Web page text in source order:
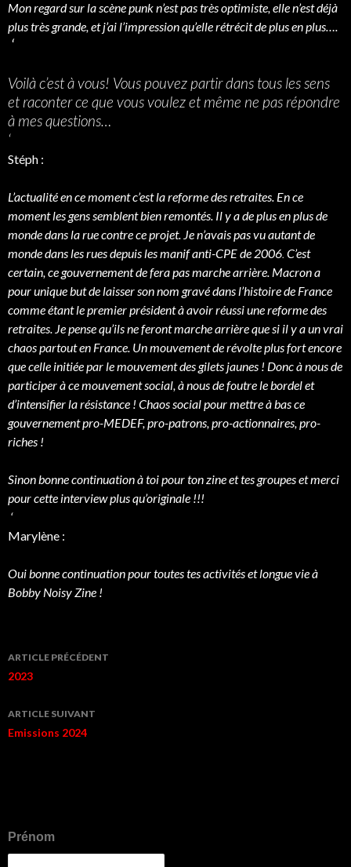
Mon regard sur la scène punk n’est pas très optimiste, elle n’est déjà
plus très grande, et j’ai l’impression qu’elle rétrécit de plus en plus….
‘
Voilà c’est à vous! Vous pouvez partir dans tous les sens
et raconter ce que vous voulez et même ne pas répondre
à mes questions…
‘
Stéph :
L’actualité en ce moment c’est la reforme des retraites. En ce
moment les gens semblent bien remontés. Il y a de plus en plus de
monde dans la rue contre ce projet. Je n’avais pas vu autant de
monde dans les rues depuis les manif anti-CPE de 2006. C’est
certain, ce gouvernement de fera pas marche arrière. Macron a
pour unique but de laisser son nom gravé dans l’histoire de France
comme étant le premier président à avoir réussi une reforme des
retraites. Je pense qu’ils ne feront marche arrière que si il y a un vrai
chaos partout en France. Un mouvement de révolte plus fort encore
que celle initiée par le mouvement des gilets jaunes ! Donc à nous de
participer à ce mouvement social, à nous de foutre le bordel et
d’intensifier la résistance ! Chaos social pour mettre à bas ce
gouvernement pro-MEDEF, pro-patrons, pro-actionnaires, pro-
riches !
Sinon bonne continuation à toi pour ton zine et tes groupes et merci
pour cette interview plus qu’originale !!!
‘
Marylène :
Oui bonne continuation pour toutes tes activités et longue vie à
Bobby Noisy Zine !
Navigation
de
l’article
ARTICLE PRÉCÉDENT
2023
ARTICLE SUIVANT
Emissions 2024
Prénom